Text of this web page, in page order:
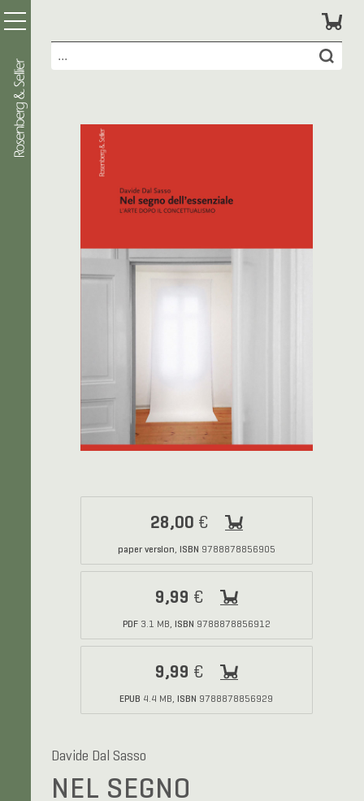
28,00 €
paper version, ISBN 9788878856905
9,99 €
PDF3.1 MB, ISBN 9788878856912
9,99 €
EPUB 4.4 MB, ISBN 9788878856929
Davide Dal Sasso
NEL SEGNO